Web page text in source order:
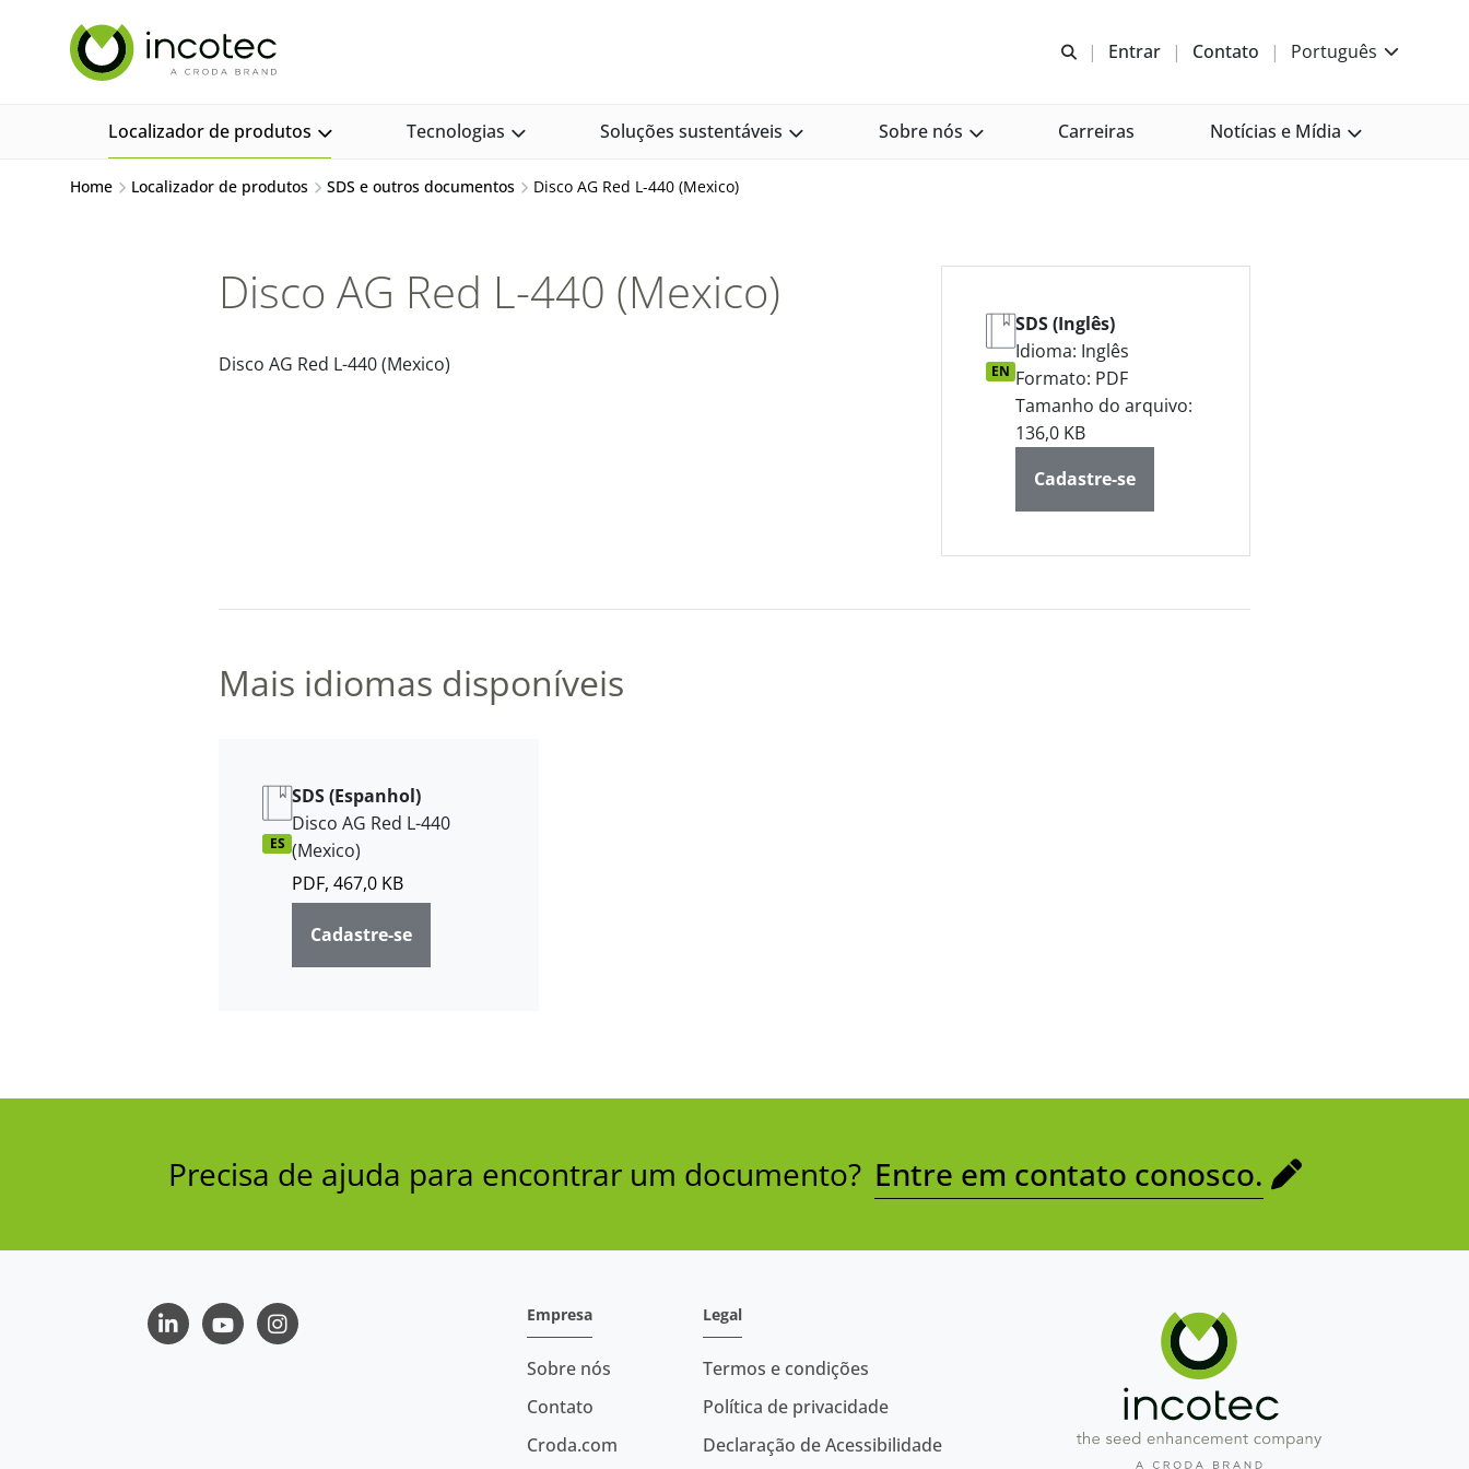
Abrir pesquisa
Entrar Contato Português
Localizador de produtos Tecnologias Soluções sustentáveis Sobre nós Carreiras Notícias e Mídia
Home Localizador de produtos SDS e outros documentos Disco AG Red L-440 (Mexico)
Disco AG Red L-440 (Mexico)
Disco AG Red L-440 (Mexico) EN
SDS (Inglês)
Idioma: Inglês
Formato: PDF
Tamanho do arquivo:
136,0 KB
Cadastre-se
Mais idiomas disponíveis
ES
SDS (Espanhol)
Disco AG Red L-440
(Mexico)
PDF, 467,0 KB
Cadastre-se
Precisa de ajuda para encontrar um documento? Entre em contato conosco.
LinkedInYoutubeInstagram
Empresa
Sobre nós
Contato
Croda.com
Legal
Termos e condições
Política de privacidade
Declaração de Acessibilidade